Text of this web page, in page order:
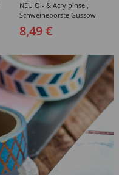
NEU Öl- & Acrylpinsel,
Schweineborste Gussow
Flach, 3er Set, 4, 8, 10
8,49 €